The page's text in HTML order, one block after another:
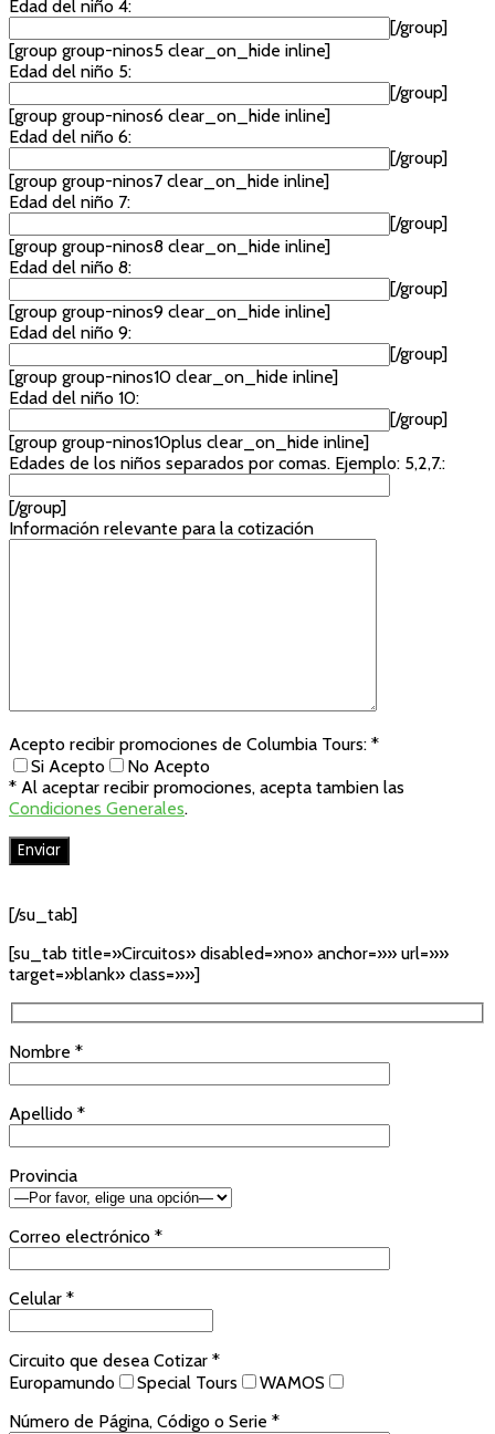
Edad del niño 4:
[/group]
[group group-ninos5 clear_on_hide inline]
Edad del niño 5:
[/group]
[group group-ninos6 clear_on_hide inline]
Edad del niño 6:
[/group]
[group group-ninos7 clear_on_hide inline]
Edad del niño 7:
[/group]
[group group-ninos8 clear_on_hide inline]
Edad del niño 8:
[/group]
[group group-ninos9 clear_on_hide inline]
Edad del niño 9:
[/group]
[group group-ninos10 clear_on_hide inline]
Edad del niño 10:
[/group]
[group group-ninos10plus clear_on_hide inline]
Edades de los niños separados por comas. Ejemplo: 5,2,7.:
[/group]
Información relevante para la cotización
Acepto recibir promociones de Columbia Tours: *
Si Acepto
No Acepto
* Al aceptar recibir promociones, acepta tambien las
Condiciones Generales.
[/su_tab]
[su_tab title=»Circuitos» disabled=»no» anchor=»» url=»»
target=»blank» class=»»]
Nombre *
Apellido *
Provincia
Correo electrónico *
Celular *
Circuito que desea Cotizar *
Europamundo
Special Tours
WAMOS
Número de Página, Código o Serie *